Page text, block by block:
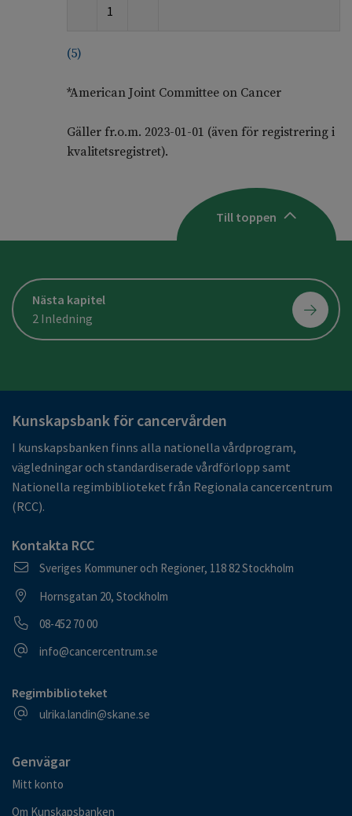
1
(5)
*American Joint Committee on Cancer
Gäller fr.o.m. 2023-01-01 (även för registrering i
kvalitetsregistret).
Till toppen
Nästa kapitel
2 Inledning
Kunskapsbank för cancervården
I kunskapsbanken finns alla nationella vårdprogram,
vägledningar och standardiserade vårdförlopp samt
Nationella regimbiblioteket från Regionala cancercentrum
(RCC).
Kontakta RCC
Postadress
Sveriges Kommuner och Regioner, 118 82 Stockholm
Besöksadress
Hornsgatan 20, Stockholm
Telefonnummer
08-452 70 00
E-postadress
info@cancercentrum.se
Regimbiblioteket
E-postadress
ulrika.landin@skane.se
Genvägar
Mitt konto
Om Kunskapsbanken